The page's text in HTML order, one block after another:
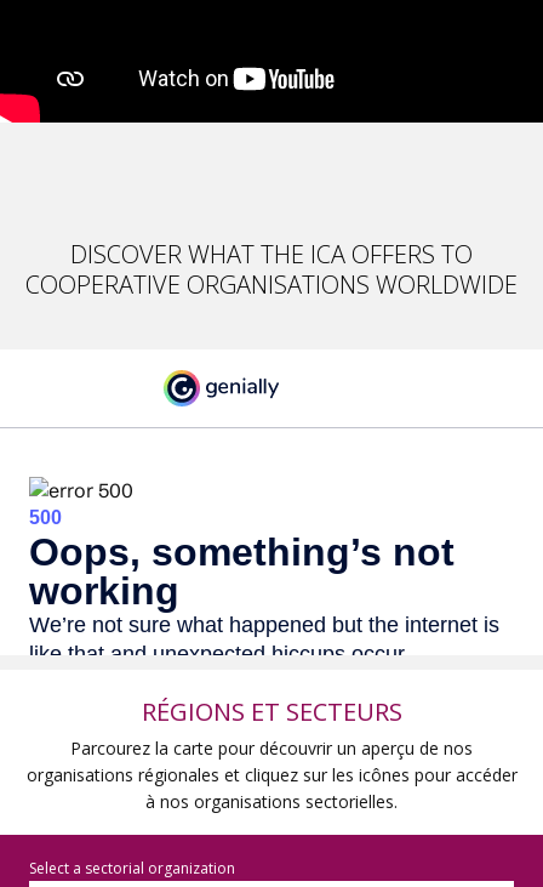
DISCOVER WHAT THE ICA OFFERS TO
COOPERATIVE ORGANISATIONS WORLDWIDE
RÉGIONS ET SECTEURS
Parcourez la carte pour découvrir un aperçu de nos
organisations régionales et cliquez sur les icônes pour accéder
à nos organisations sectorielles.
Select a sectorial organization